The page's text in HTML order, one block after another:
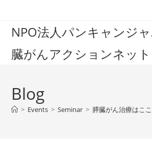
contentNPO法人パンキャンジ
臓がんアクションネッ
Blog
> Events > Seminar > 膵臓がん治療はこ